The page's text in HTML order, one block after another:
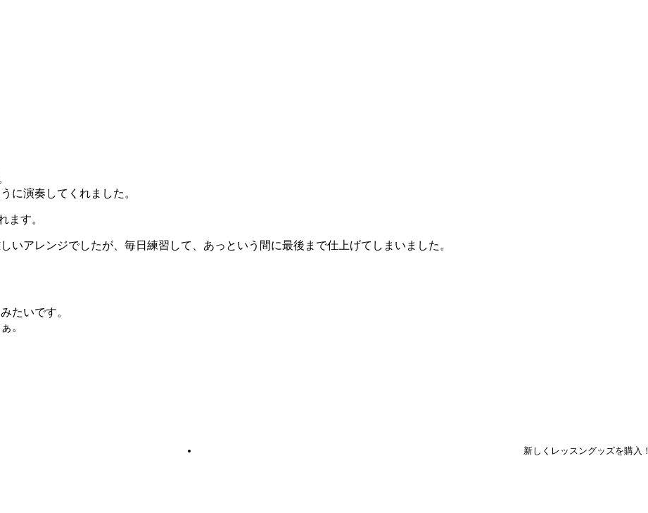
に演奏してくれました。
ます。
いアレンジでしたが、毎日練習して、あっという間に最後まで仕上げてしまいました。
たいです。
。
新しくレッスングッズを購入